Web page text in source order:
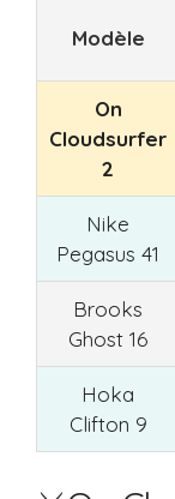
Modèle
On
Cloudsurfer
2
Nike
Pegasus 41
Brooks
Ghost 16
Hoka
Clifton 9